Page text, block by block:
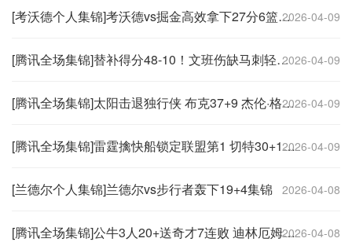
[考沃德个人集锦]考沃德vs掘金高效拿下27分6篮板集锦
2026-04-09
[腾讯全场集锦]替补得分48-10！文班伤缺马刺轻取开拓者 福克斯25+5+72026-04-09
[腾讯全场集锦]太阳击退独行侠 布克37+9 杰伦·格林伤退 弗拉格19中4
2026-04-09
[腾讯全场集锦]雷霆擒快船锁定联盟第1 切特30+14 SGA20+11 小卡连续56场20+
2026-04-09
[兰德尔个人集锦]兰德尔vs步行者轰下19+4集锦 2026-04-08
[腾讯全场集锦]公牛3人20+送奇才7连败 迪林厄姆新高26分 威尔·莱利13中1
2026-04-08